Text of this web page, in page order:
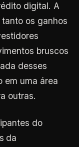
digital. A
os ganhos
bruscos
desses
em uma área
outras.
do
da